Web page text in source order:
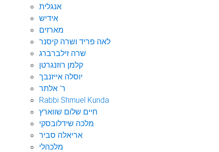
אנגלית
אידיש
מארזים
לאה פריד ושרה קיסנר
שרה זילברברג
קלמן רוזנגרטן
יוסלה אייזנבך
ר' אלתר
Rabbi Shmuel Kunda
חיים שלום שווארץ
מלכה שידלובסקי
אריאלה סביר
מלכהלי